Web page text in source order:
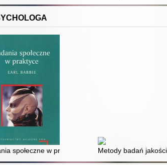
- wykorzystanie metod mieszanych
badań ewaluacyjnych w toku
społeczne w praktyce Metody badań